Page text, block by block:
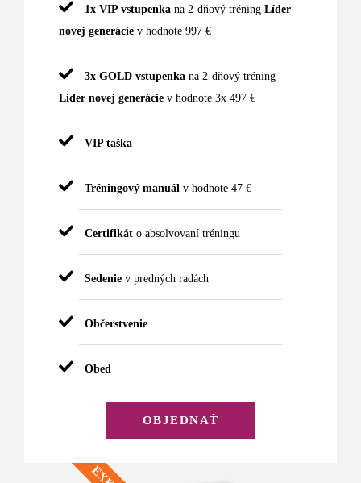
1x VIP vstupenkana 2-dňový tréning Líder
novej generáciev hodnote 997 €
3x GOLD vstupenkana 2-dňový tréning
Líder novej generáciev hodnote 3x 497 €
VIP taška
Tréningový manuál v hodnote 47 €
Certifikáto absolvovaní tréningu
Sedeniev predných radách
Občerstvenie
Obed
OBJEDNAŤ